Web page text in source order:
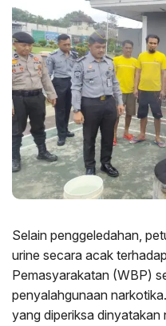
Selain penggeledahan,
urine secara acak
Pemasyarakatan (WBP)
penyalahgunaan
yang diperiksa